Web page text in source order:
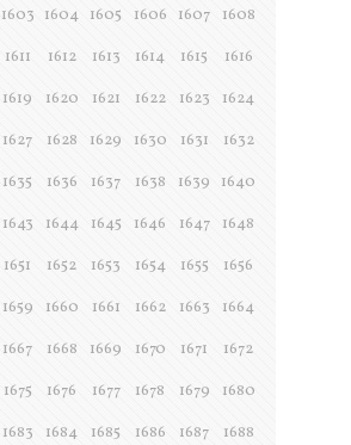
1603 1604 1605 1606 1607
1608
1611 1612 1613 1614 1615
1616
1619 1620 1621 1622 1623
1624
1627 1628 1629 1630 1631
1632
1635 1636 1637 1638 1639
1640
1643 1644 1645 1646 1647
1648
1651 1652 1653 1654 1655
1656
1659 1660 1661 1662 1663
1664
1667 1668 1669 1670 1671
1672
1675 1676 1677 1678 1679
1680
1683 1684 1685 1686 1687
1688